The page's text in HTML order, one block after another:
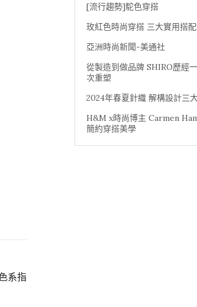
系指
[流行趨勢]駝色穿搭
玫紅色時尚穿搭 三大實用搭
亞洲時尚新聞-美通社
從製造到做品牌 SHIRO歷經
次重塑
2024年春夏針織 解構設計三
H&M x時尚博主 Carmen
簡約穿搭美學